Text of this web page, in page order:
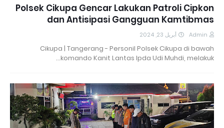
Polsek Cikupa Gencar Lakukan Patroli Cipkon
dan Antisipasi Gangguan Kamtibmas
Admin أبريل 23, 2024
Cikupa | Tangerang - Personil Polsek Cikupa di bawah
komando Kanit Lantas Ipda Udi Muhdi, melakuk…